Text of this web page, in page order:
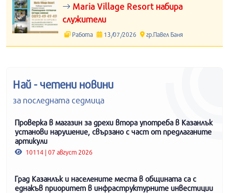
Maria Village Resort набира
служители
Работа 13/07/2026 гр.Павел Баня
Най - четени новини
за последната седмица
Проверка в магазин за дрехи втора употреба в Казанлък
установи нарушение, свързано с част от предлаганите
артикули
10114 | 07 август 2026
Град Казанлък и населените места в общината са с
еднакъв приоритет в инфраструктурните инвестиции